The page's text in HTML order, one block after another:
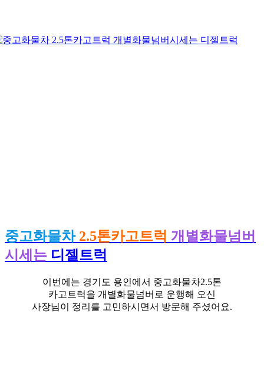
중고화물차 2.5톤카고트럭 개별화물넘버
시세는 디젤트럭
이번에는 경기도 용인에서 중고화물차2.5톤
카고트럭을 개별화물넘버로 운행해 오신
사장님이 정리를 고민하시면서 방문해 주셨어요.